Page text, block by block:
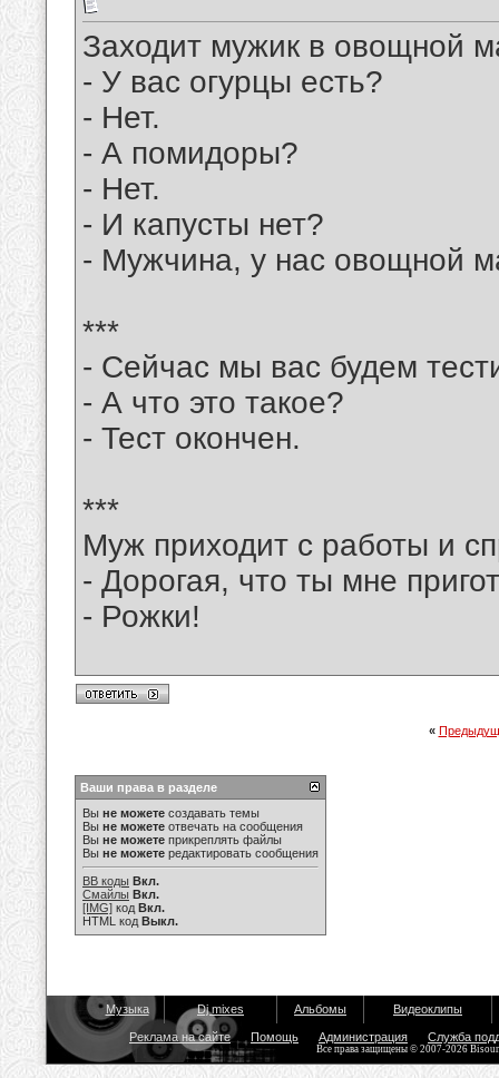
Заходит мужик в овощной
- У вас огурцы есть?
- Нет.
- А помидоры?
- Нет.
- И капусты нет?
- Мужчина, у нас овощной
***
- Сейчас мы вас будем
- А что это такое?
- Тест окончен.
***
Муж приходит с работы и
- Дорогая, что ты мне
- Рожки!
«
Ваши права в разделе
Вы не можете создавать темы
Вы не можете отвечать на сообщения
Вы не можете прикреплять файлы
Вы не можете редактировать сообщения
BB коды Вкл.
Смайлы Вкл.
[IMG] код Вкл.
HTML код Выкл.
Музыка Dj mixes Альбомы Видеоклипы
Реклама на сайте Помощь Администрация Служба
Все права защищены © 2007-2026